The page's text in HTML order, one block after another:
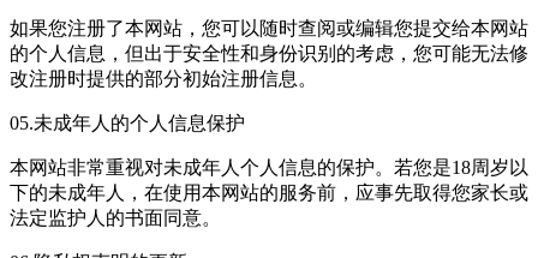
如果您注册了本网站，您可以随时查阅或编辑您提交给本网站
的个人信息，但出于安全性和身份识别的考虑，您可能无法修
改注册时提供的部分初始注册信息。
05.未成年人的个人信息保护
本网站非常重视对未成年人个人信息的保护。若您是18周岁以
下的未成年人，在使用本网站的服务前，应事先取得您家长或
法定监护人的书面同意。